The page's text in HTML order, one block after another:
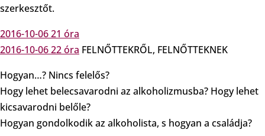
szerkesztőt.
2016-10-06 21 óra
2016-10-06 22 óra FELNŐTTEKRŐL, FELNŐTTEKNEK
Hogyan…? Nincs felelős?
Hogy lehet belecsavarodni az alkoholizmusba? Hogy lehet
kicsavarodni belőle?
Hogyan gondolkodik az alkoholista, s hogyan a családja?